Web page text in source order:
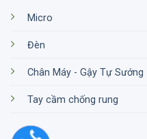
Micro
Đèn
Chân Máy - Gậy Tự Sướng
Tay cầm chống rung